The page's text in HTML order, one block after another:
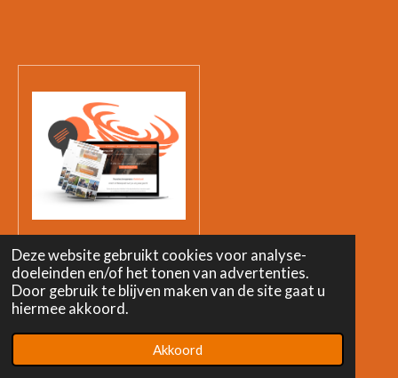
Deze website gebruikt cookies voor analyse-
doeleinden en/of het tonen van advertenties.
Door gebruik te blijven maken van de site gaat u
hiermee akkoord.
Akkoord
Jouw eigen pagina
€ 49,00
In winkelwagen